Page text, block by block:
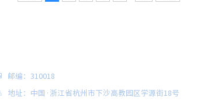
邮编：310018
地址：中国·浙江省杭州市下沙高教园区学源街18号